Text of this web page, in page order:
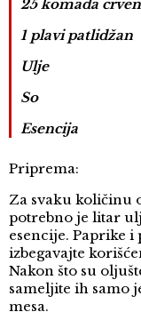
25 komada
1 plavi patlidžan
Ulje
So
Esencija
Priprema:
Za svaku količinu
potrebno je litar
esencije. Paprike
izbegavajte
Nakon što su
sameljite ih samo
mesa.